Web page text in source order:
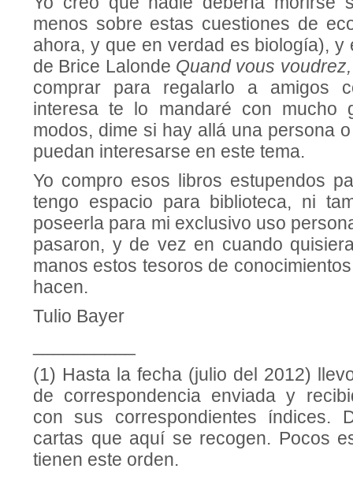
menos sobre estas cuestiones de
ahora, y que en verdad es biología), y
de Brice Lalonde Quand vous voudrez,
comprar para regalarlo a amigos
interesa te lo mandaré con mucho
modos, dime si hay allá una persona
puedan interesarse en este tema.
Yo compro esos libros estupendos
tengo espacio para biblioteca, ni
poseerla para mi exclusivo uso
pasaron, y de vez en cuando
manos estos tesoros de
hacen.
Tulio Bayer
(1) Hasta la fecha (julio del 2012)
de correspondencia enviada y
con sus correspondientes índices.
cartas que aquí se recogen. Pocos
tienen este orden.